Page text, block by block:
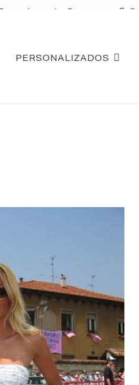
Sequra
PERSONALIZADOS